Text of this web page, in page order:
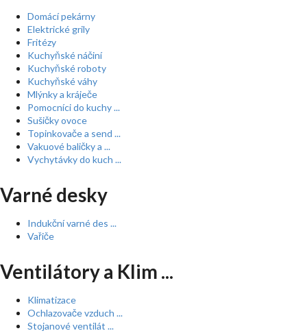
Domácí pekárny
Elektrické grily
Fritézy
Kuchyňské náčiní
Kuchyňské roboty
Kuchyňské váhy
Mlýnky a kráječe
Pomocníci do kuchy ...
Sušičky ovoce
Topinkovače a send ...
Vakuové baličky a ...
Vychytávky do kuch ...
Varné desky
Indukční varné des ...
Vařiče
Ventilátory a Klim ...
Klimatizace
Ochlazovače vzduch ...
Stojanové ventilát ...